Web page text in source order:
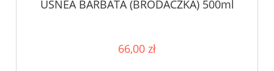
USNEA BARBATA (BRODACZKA) 500ml
66,00 zł